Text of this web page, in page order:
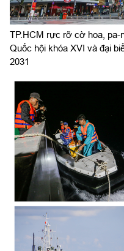
TP.HCM rực rỡ cờ hoa, pa-
Quốc hội khóa XVI và đại
2031